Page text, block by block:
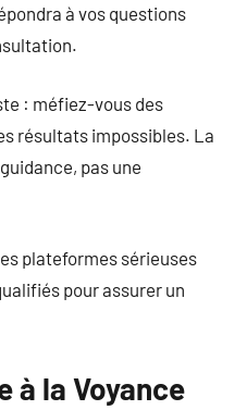
à vos questions
: méfiez-vous des
résultats impossibles. La
pas une
plateformes sérieuses
pour assurer un
à la Voyance